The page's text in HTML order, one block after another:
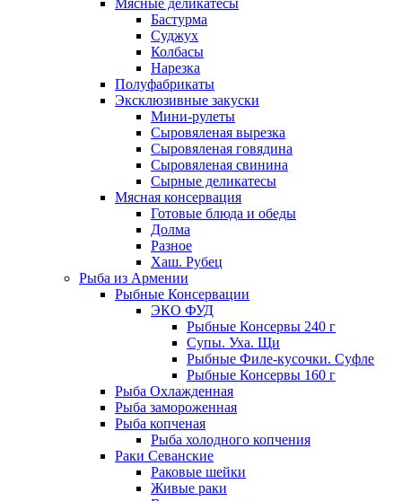
Мясные деликатесы
Бастурма
Суджух
Колбасы
Нарезка
Полуфабрикаты
Эксклюзивные закуски
Мини-рулеты
Сыровяленая вырезка
Сыровяленая говядина
Сыровяленая свинина
Сырные деликатесы
Мясная консервация
Готовые блюда и обеды
Долма
Разное
Хаш. Рубец
Рыба из Армении
Рыбные Консервации
ЭКО ФУД
Рыбные Консервы 240 г
Супы. Уха. Щи
Рыбные Филе-кусочки. Суфле
Рыбные Консервы 160 г
Рыба Охлажденная
Рыба замороженная
Рыба копченая
Рыба холодного копчения
Раки Севанские
Раковые шейки
Живые раки